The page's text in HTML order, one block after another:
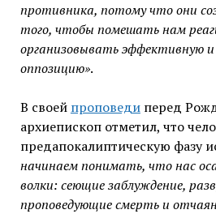
противника, потому что они
того, чтобы помешать нам
организовывать эффективную
оппозицию».
В своей проповедиперед
архиепископ отметил, что
предапокалиптическую фазу
начинаем понимать, что нас
волки: сеющие заблуждение,
проповедующие смерть и